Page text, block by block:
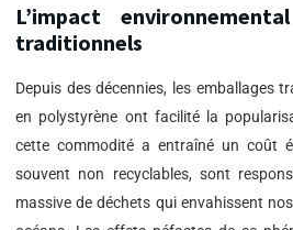
L’impact
traditionnels
Depuis des décennies, les emballages
en polystyrène ont facilité la
cette commodité a entraîné un coût
souvent non recyclables, sont
massive de déchets qui envahissent